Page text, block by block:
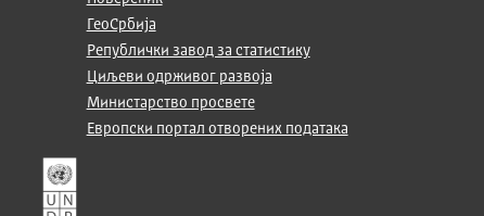
ГеоСрбија
Републички завод за статистику
Циљеви одрживог развоја
Министарство просвете
Европски портал отворених података